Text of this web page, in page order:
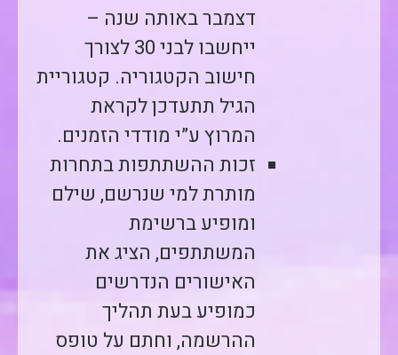
דצמבר באותה שנה –
ייחשבו לבני 30 לצורך
חישוב הקטגוריה. קטגוריית
הגיל תתעדכן לקראת
המרוץ ע”י מודדי הזמנים.
זכות ההשתתפות בתחרות
מותרת למי שנרשם, שילם
ומופיע ברשימת
המשתתפים, הציג את
האישורים הנדרשים
כמופיע בעת תהליך
ההרשמה, וחתם על טופס